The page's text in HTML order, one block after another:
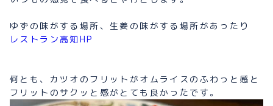
ゆずの味がする場所、生姜の味がする場所があったり
レストラン高知HP
何とも、カツオのフリットがオムライスのふわっと感と
フリットのサクッと感がとても良かったです。